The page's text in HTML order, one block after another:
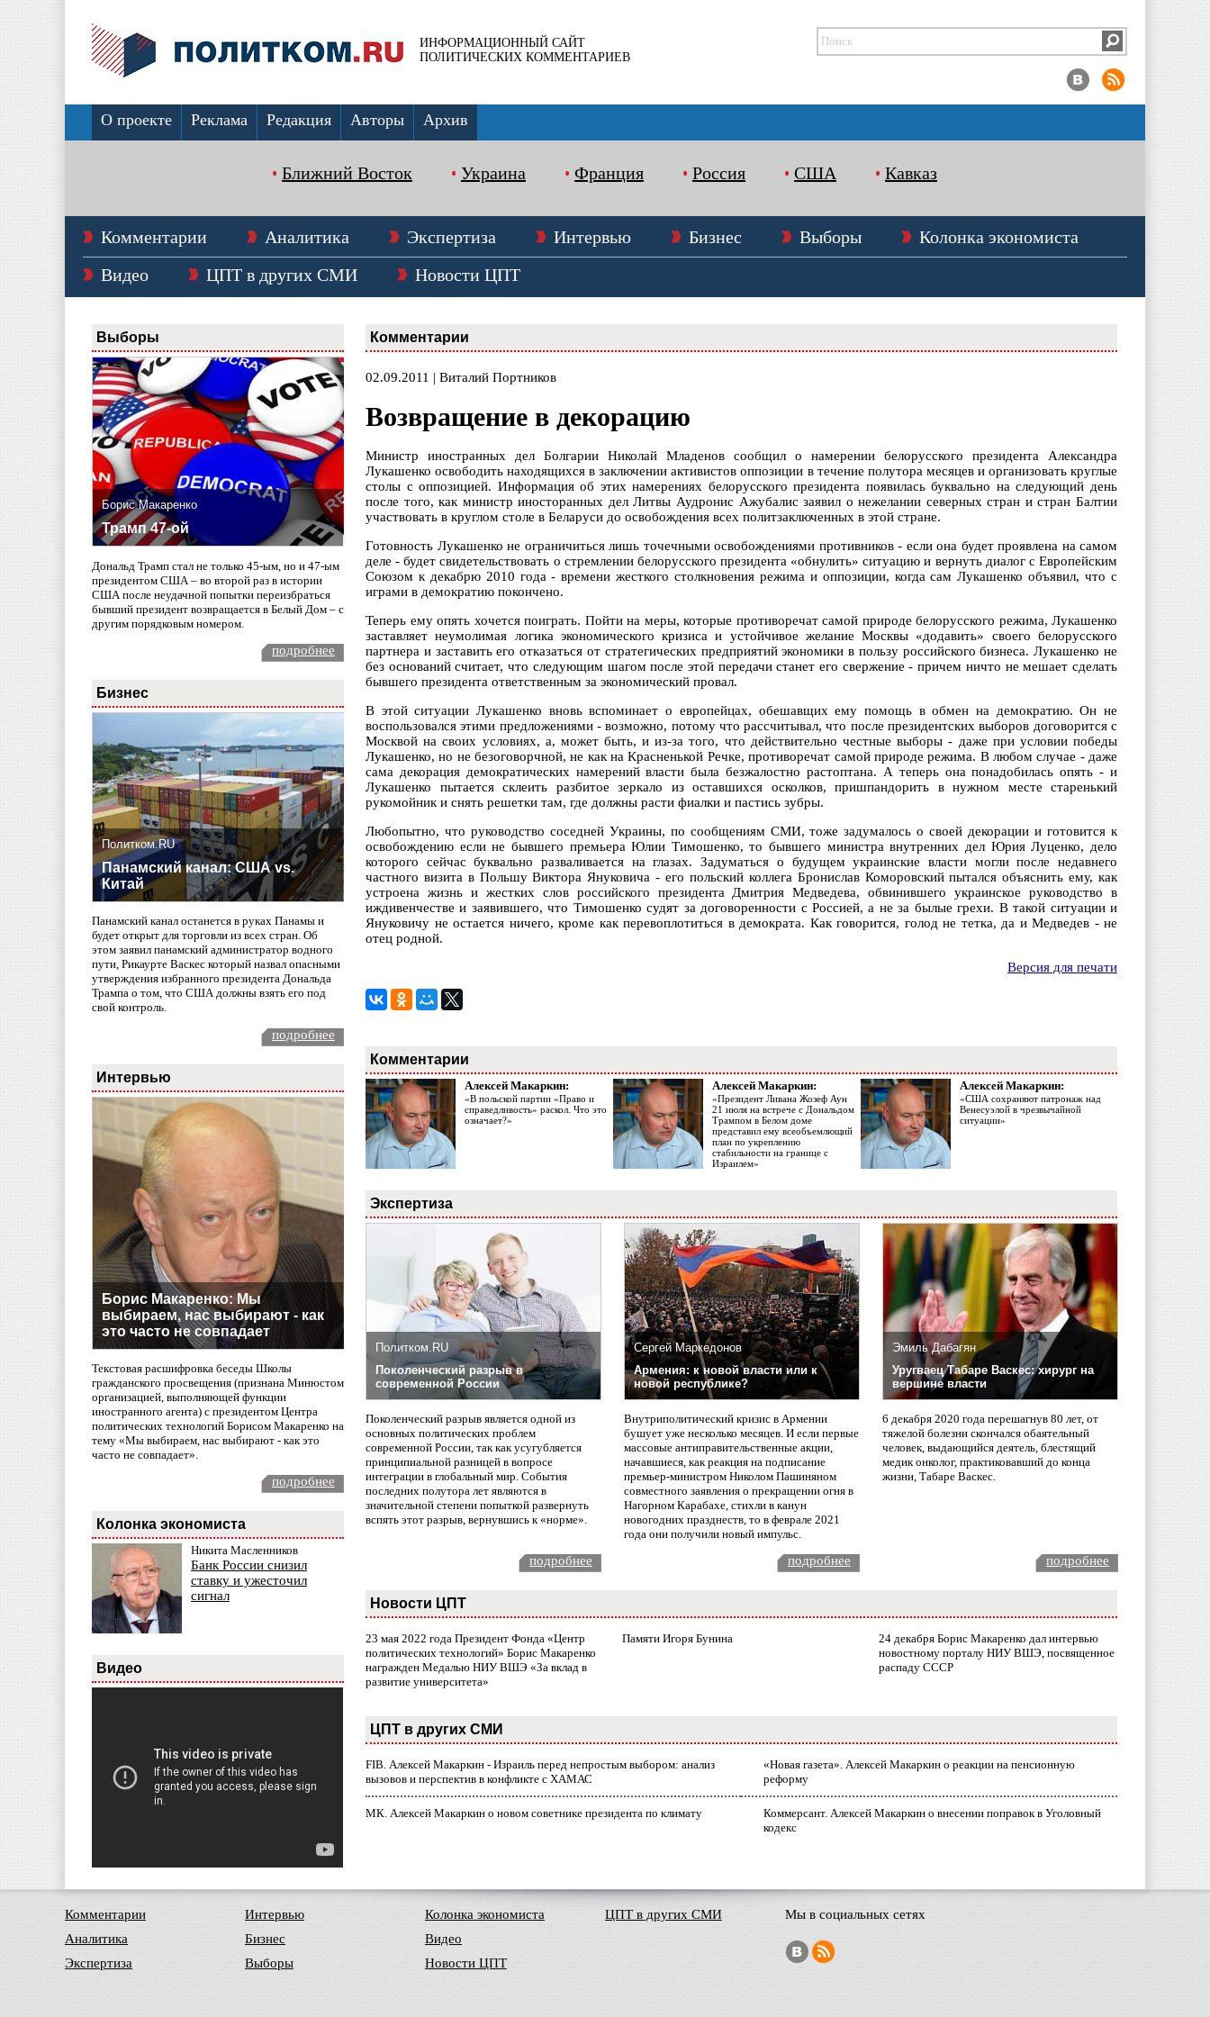
ИНФОРМАЦИОННЫЙ САЙТ
ПОЛИТИЧЕСКИХ КОММЕНТАРИЕВ
О проекте Реклама Редакция Авторы Архив
Ближний Восток Украина Франция Россия США Кавказ
Комментарии Аналитика Экспертиза Интервью Бизнес Выборы
Колонка экономиста
Видео
ЦПТ в других СМИ Новости ЦПТ
Выборы
Борис Макаренко
Трамп 47-ой
Дональд Трамп стал не только 45-ым, но и 47-ым
президентом США – во второй раз в истории
США после неудачной попытки переизбраться
бывший президент возвращается в Белый Дом – с
другим порядковым номером.
подробнее
Бизнес
Политком.RU
Панамский канал: США vs.
Китай
Панамский канал останется в руках Панамы и
будет открыт для торговли из всех стран. Об
этом заявил панамский администратор водного
пути, Рикаурте Васкес который назвал опасными
утверждения избранного президента Дональда
Трампа о том, что США должны взять его под
свой контроль.
подробнее
Интервью
Борис Макаренко: Мы
выбираем, нас выбирают - как
это часто не совпадает
Текстовая расшифровка беседы Школы
гражданского просвещения (признана Минюстом
организацией, выполняющей функции
иностранного агента) с президентом Центра
политических технологий Борисом Макаренко на
тему «Мы выбираем, нас выбирают - как это
часто не совпадает».
подробнее
Колонка экономиста
Никита Масленников
Банк России снизил
ставку и ужесточил
сигнал
Видео
Комментарии
02.09.2011 | Виталий Портников
Возвращение в декорацию
Министр иностранных дел Болгарии Николай Младенов сообщил о намерении белорусского президента Александра
Лукашенко освободить находящихся в заключении активистов оппозиции в течение полутора месяцев и организовать круглые
столы с оппозицией. Информация об этих намерениях белорусского президента появилась буквально на следующий день
после того, как министр иносторанных дел Литвы Аудронис Ажубалис заявил о нежелании северных стран и стран Балтии
участвовать в круглом столе в Беларуси до освобождения всех политзаключенных в этой стране.
Готовность Лукашенко не ограничиться лишь точечными освобождениями противников - если она будет проявлена на самом
деле - будет свидетельствовать о стремлении белорусского президента «обнулить» ситуацию и вернуть диалог с Европейским
Союзом к декабрю 2010 года - времени жесткого столкновения режима и оппозиции, когда сам Лукашенко объявил, что с
играми в демократию покончено.
Теперь ему опять хочется поиграть. Пойти на меры, которые противоречат самой природе белорусского режима, Лукашенко
заставляет неумолимая логика экономического кризиса и устойчивое желание Москвы «додавить» своего белорусского
партнера и заставить его отказаться от стратегических предприятий экономики в пользу российского бизнеса. Лукашенко не
без оснований считает, что следующим шагом после этой передачи станет его свержение - причем ничто не мешает сделать
бывшего президента ответственным за экономический провал.
В этой ситуации Лукашенко вновь вспоминает о европейцах, обешавщих ему помощь в обмен на демократию. Он не
воспользовался этими предложениями - возможно, потому что рассчитывал, что после президентских выборов договорится с
Москвой на своих условиях, а, может быть, и из-за того, что действительно честные выборы - даже при условии победы
Лукашенко, но не безоговорчной, не как на Красненькой Речке, противоречат самой природе режима. В любом случае - даже
сама декорация демократических намерений власти была безжалостно растоптана. А теперь она понадобилась опять - и
Лукашенко пытается склеить разбитое зеркало из оставшихся осколков, пришпандорить в нужном месте старенький
рукомойник и снять решетки там, где должны расти фиалки и пастись зубры.
Любопытно, что руководство соседней Украины, по сообщениям СМИ, тоже задумалось о своей декорации и готовится к
освобождению если не бывшего премьера Юлии Тимошенко, то бывшего министра внутренних дел Юрия Луценко, дело
которого сейчас буквально разваливается на глазах. Задуматься о будущем украинские власти могли после недавнего
частного визита в Польшу Виктора Януковича - его польский коллега Бронислав Коморовский пытался объяснить ему, как
устроена жизнь и жестких слов российского президента Дмитрия Медведева, обвинившего украинское руководство в
иждивенчестве и заявившего, что Тимошенко судят за договоренности с Россией, а не за былые грехи. В такой ситуации и
Януковичу не остается ничего, кроме как перевоплотиться в демократа. Как говорится, голод не тетка, да и Медведев - не
отец родной.
Версия для печати
Комментарии
Алексей Макаркин:
«В польской партии «Право и
справедливость» раскол. Что это
означает?»
Алексей Макаркин:
«Президент Ливана Жозеф Аун
21 июля на встрече с Дональдом
Трампом в Белом доме
представил ему всеобъемлющий
план по укреплению
стабильности на границе с
Израилем»
Алексей Макаркин:
«США сохраняют патронаж над
Венесуэлой в чрезвычайной
ситуации»
Экспертиза
Политком.RU
Поколенческий разрыв в
современной России
Поколенческий разрыв является одной из
основных политических проблем
современной России, так как усугубляется
принципиальной разницей в вопросе
интеграции в глобальный мир. События
последних полутора лет являются в
значительной степени попыткой развернуть
вспять этот разрыв, вернувшись к «норме».
Сергей Маркедонов
Армения: к новой власти или к
новой республике?
Внутриполитический кризис в Армении
бушует уже несколько месяцев. И если первые
массовые антиправительственные акции,
начавшиеся, как реакция на подписание
премьер-министром Николом Пашиняном
совместного заявления о прекращении огня в
Нагорном Карабахе, стихли в канун
новогодних празднеств, то в феврале 2021
года они получили новый импульс.
Эмиль Дабагян
Уругваец Табаре Васкес: хирург на
вершине власти
6 декабря 2020 года перешагнув 80 лет, от
тяжелой болезни скончался обаятельный
человек, выдающийся деятель, блестящий
медик онколог, практиковавший до конца
жизни, Табаре Васкес.
подробнее подробнее подробнее
Новости ЦПТ
23 мая 2022 года Президент Фонда «Центр
политических технологий» Борис Макаренко
награжден Медалью НИУ ВШЭ «За вклад в
развитие университета»
Памяти Игоря Бунина
24 декабря Борис Макаренко дал интервью
новостному порталу НИУ ВШЭ, посвященное
распаду СССР
ЦПТ в других СМИ
FIB. Алексей Макаркин - Израиль перед непростым выбором: анализ
вызовов и перспектив в конфликте с ХАМАС
«Новая газета». Алексей Макаркин о реакции на пенсионную
реформу
МК. Алексей Макаркин о новом советнике президента по климату
Коммерсант. Алексей Макаркин о внесении поправок в Уголовный
кодекс
Комментарии
Аналитика
Экспертиза
Интервью
Бизнес
Выборы
Колонка экономиста
Видео
Новости ЦПТ
ЦПТ в других СМИ Мы в социальных сетях